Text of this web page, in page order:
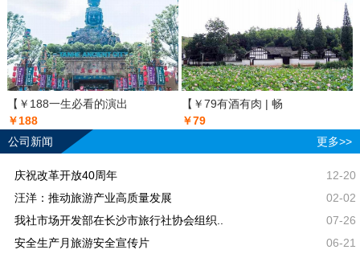
【￥188一生必看的演出
￥188
【￥79有酒有肉 | 畅
￥79
公司新闻
更多>>
庆祝改革开放40周年
12-20
汪洋：推动旅游产业高质量发展
02-02
我社市场开发部在长沙市旅行社协会组织..
07-26
安全生产月旅游安全宣传片
06-21